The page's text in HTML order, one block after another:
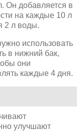
Он добавляется в
на каждые 10 л
2 л воды.
использовать
в нижний бак,
они
каждые 4 дня.
улучшают